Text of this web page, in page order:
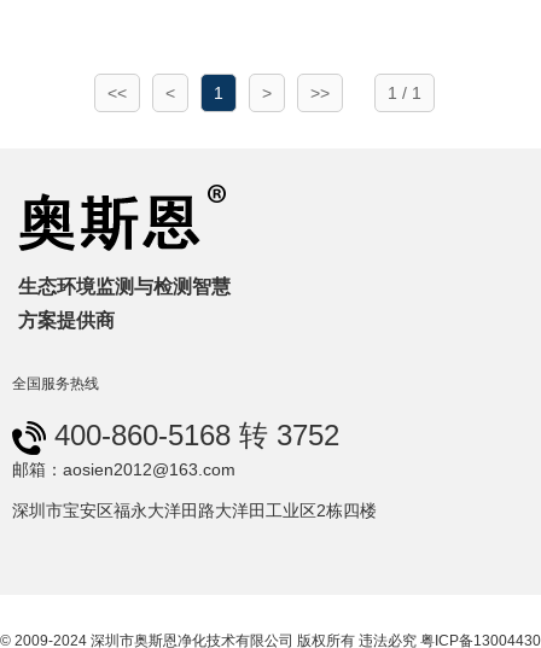
1 / 1
<< < 1 > >>
生态环境监测与检测智慧
方案提供商
全国服务热线
400-860-5168 转 3752
邮箱：aosien2012@163.com
深圳市宝安区福永大洋田路大洋田工业区2栋四楼
© 2009-2024 深圳市奥斯恩净化技术有限公司 版权所有 违法必究 粤ICP备13004430